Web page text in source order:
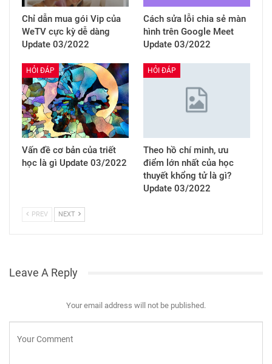
Chỉ dẫn mua gói Vip của
WeTV cực kỳ dễ dàng
Update 03/2022
Cách sửa lỗi chia sẻ màn
hình trên Google Meet
Update 03/2022
HỎI ĐÁP
Vấn đề cơ bản của triết
học là gì Update 03/2022
HỎI ĐÁP
Theo hồ chí minh, ưu
điểm lớn nhất của học
thuyết khổng tử là gì?
Update 03/2022
PREV NEXT
Leave A Reply
Your email address will not be published.